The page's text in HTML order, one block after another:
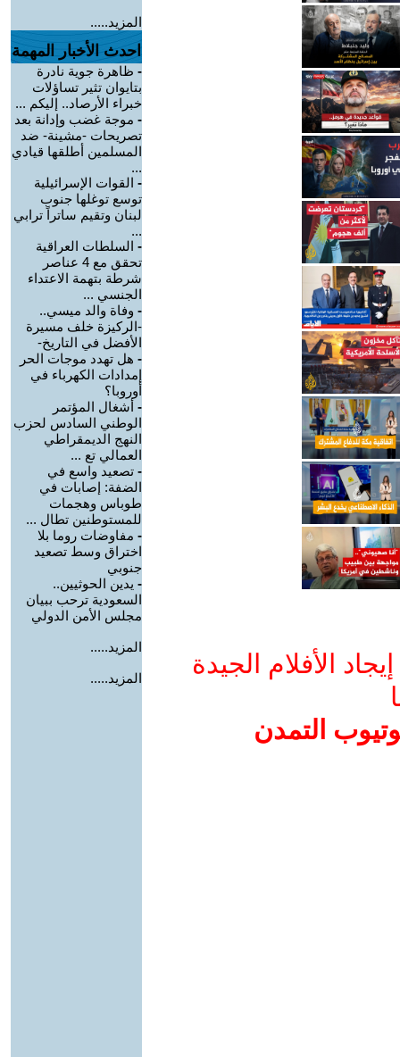
الأفلام الجيدة
التمدن
المزيد.....
احدث الأخبار المهمة
- ظاهرة جوية نادرة
بتايوان تثير تساؤلات
خبراء الأرصاد.. إليكم ...
- موجة غضب وإدانة بعد
تصريحات -مشينة- ضد
المسلمين أطلقها قيادي
...
- القوات الإسرائيلية
توسع توغلها جنوب
لبنان وتقيم ساتراً ترابي
...
- السلطات العراقية
تحقق مع 4 عناصر
شرطة بتهمة الاعتداء
الجنسي ...
- وفاة والد ميسي..
-الركيزة خلف مسيرة
الأفضل في التاريخ-
- هل تهدد موجات الحر
إمدادات الكهرباء في
أوروبا؟
- أشغال المؤتمر
الوطني السادس لحزب
النهج الديمقراطي
العمالي تع ...
- تصعيد واسع في
الضفة: إصابات في
طوباس وهجمات
للمستوطنين تطال ...
- مفاوضات روما بلا
اختراق وسط تصعيد
جنوبي
- يدين الحوثيين..
السعودية ترحب ببيان
مجلس الأمن الدولي
المزيد.....
المزيد.....